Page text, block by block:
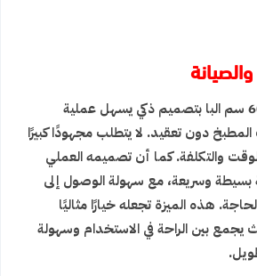
يتميز شفاط بلت ان 60 سم البا بتصميم ذكي يسهل عملية
دون تعقيد. لا يتطلب مجهودًا كبيرًا
والتكلفة. كما أن تصميمه العملي
بسيطة وسريعة، مع سهولة الوصول إلى
هذه الميزة تجعله خيارًا مثاليًا
يجمع بين الراحة في الاستخدام وسهولة